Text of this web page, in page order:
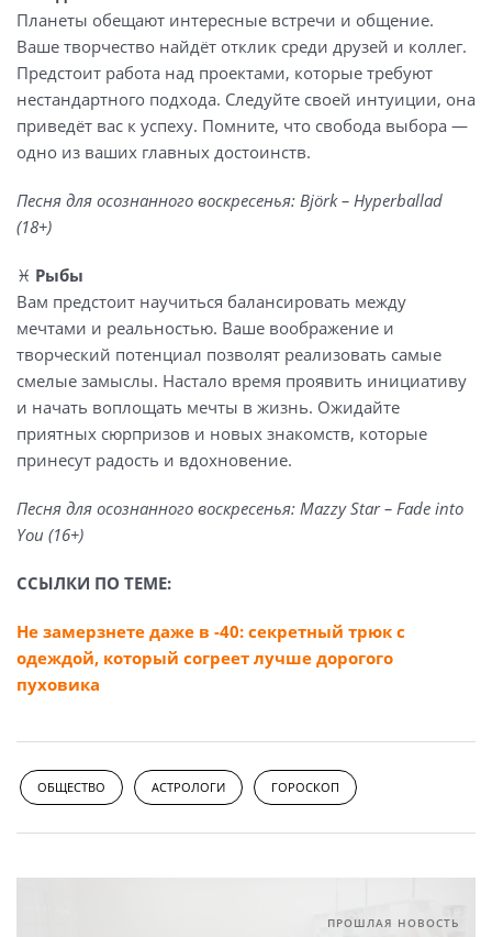
Планеты обещают интересные встречи и общение.
Ваше творчество найдёт отклик среди друзей и коллег.
Предстоит работа над проектами, которые требуют
нестандартного подхода. Следуйте своей интуиции, она
приведёт вас к успеху. Помните, что свобода выбора —
одно из ваших главных достоинств.
Песня для осознанного воскресенья: Björk – Hyperballad
(18+)
♓️ Рыбы
Вам предстоит научиться балансировать между
мечтами и реальностью. Ваше воображение и
творческий потенциал позволят реализовать самые
смелые замыслы. Настало время проявить инициативу
и начать воплощать мечты в жизнь. Ожидайте
приятных сюрпризов и новых знакомств, которые
принесут радость и вдохновение.
Песня для осознанного воскресенья: Mazzy Star – Fade into
You (16+)
ССЫЛКИ ПО ТЕМЕ:
Не замерзнете даже в -40: секретный трюк с
одеждой, который согреет лучше дорогого
пуховика
ОБЩЕСТВО АСТРОЛОГИ ГОРОСКОП
ПРОШЛАЯ НОВОСТЬ